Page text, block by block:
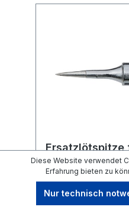
Ersatzlötspitze
8906N/ZD-
Bleistiftform
Diese Website verwendet
Erfahrung bieten zu
Nur technisch